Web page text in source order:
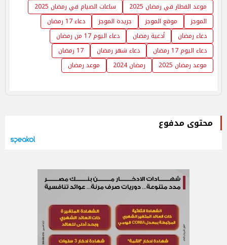
موعد الفطار في رمضان 2025
ساعات الصيام في رمضان 2025
الموجز
موقع الموجز جريدة الموجز
دعاء 17 رمضان
دعاء رمضان
أدعية رمضان
دعاء اليوم 17 من رمضان
دعاء اليوم 17 رمضان
دعاء شهر رمضان
17 رمضان
موعد رمضان 2025
رمضان 2024 موعد رمضان
محتوى مدفوع